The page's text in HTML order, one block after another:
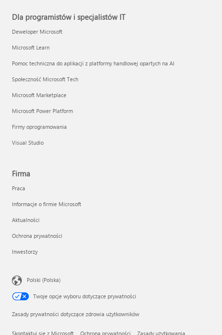
Dla programistów i specjalistów IT
Deweloper Microsoft
Microsoft Learn
Pomoc techniczna do aplikacji z platformy handlowej opartych na AI
Społeczność Microsoft Tech
Microsoft Marketplace
Microsoft Power Platform
Firmy oprogramowania
Visual Studio
Firma
Praca
Informacje o firmie Microsoft
Aktualności
Ochrona prywatności
Inwestorzy
Polski (Polska)
Twoje opcje wyboru dotyczące prywatności
Zasady prywatności dotyczące zdrowia użytkowników
Skontaktuj się z Microsoft Ochrona prywatności Zasady użytkowania